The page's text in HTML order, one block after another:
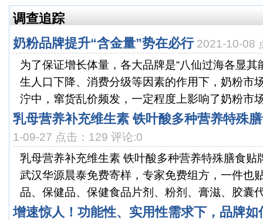
调查追踪
奶粉品牌提升“含金量”势在必行 2021-10-08
为了保证增长体量，各大品牌是“八仙过海各显其
生人口下降、消费分级等因素的作用下，奶粉市
泞中，窜货乱价频发，一定程度上影响了奶粉市
乳母营养补充维生素 铁叶酸多种营养特殊
1-09-27 点击：129 评论:0
乳母营养补充维生素 铁叶酸多种营养特殊膳食贴
武汉华源晨泰免费寄样，专家免费组方，一件也
品、保健品、保健食品片剂、粉剂、膏滋、胶囊
增速惊人！功能性、实用性需求下，品牌